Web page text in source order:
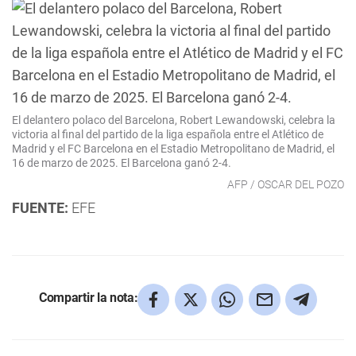
El delantero polaco del Barcelona, Robert Lewandowski, celebra la
victoria al final del partido de la liga española entre el Atlético de
Madrid y el FC Barcelona en el Estadio Metropolitano de Madrid, el
16 de marzo de 2025. El Barcelona ganó 2-4.
AFP / OSCAR DEL POZO
FUENTE: EFE
Compartir la nota: